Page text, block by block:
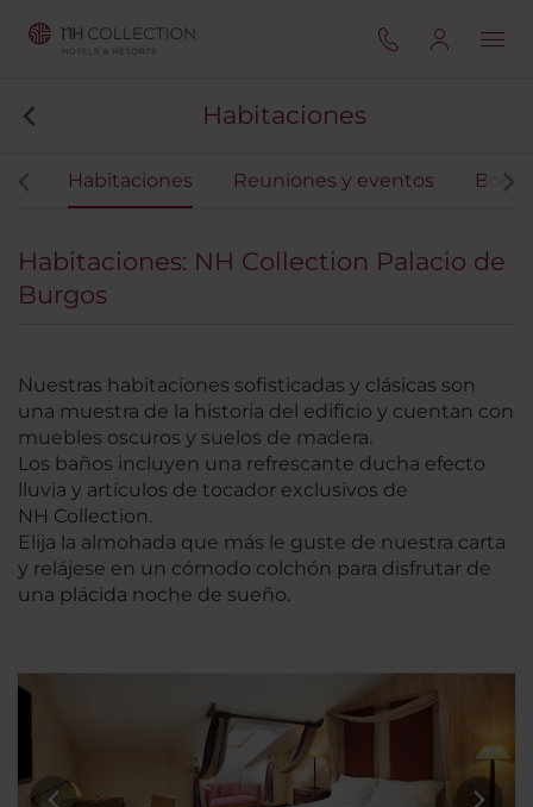
Habitaciones
Habitaciones Reuniones y eventos Bodas
Habitaciones: NH Collection Palacio de
Burgos
Nuestras habitaciones sofisticadas y clásicas son
una muestra de la historia del edificio y cuentan con
muebles oscuros y suelos de madera.
Los baños incluyen una refrescante ducha efecto
lluvia y artículos de tocador exclusivos de
NH Collection.
Elija la almohada que más le guste de nuestra carta
y relájese en un cómodo colchón para disfrutar de
una plácida noche de sueño.